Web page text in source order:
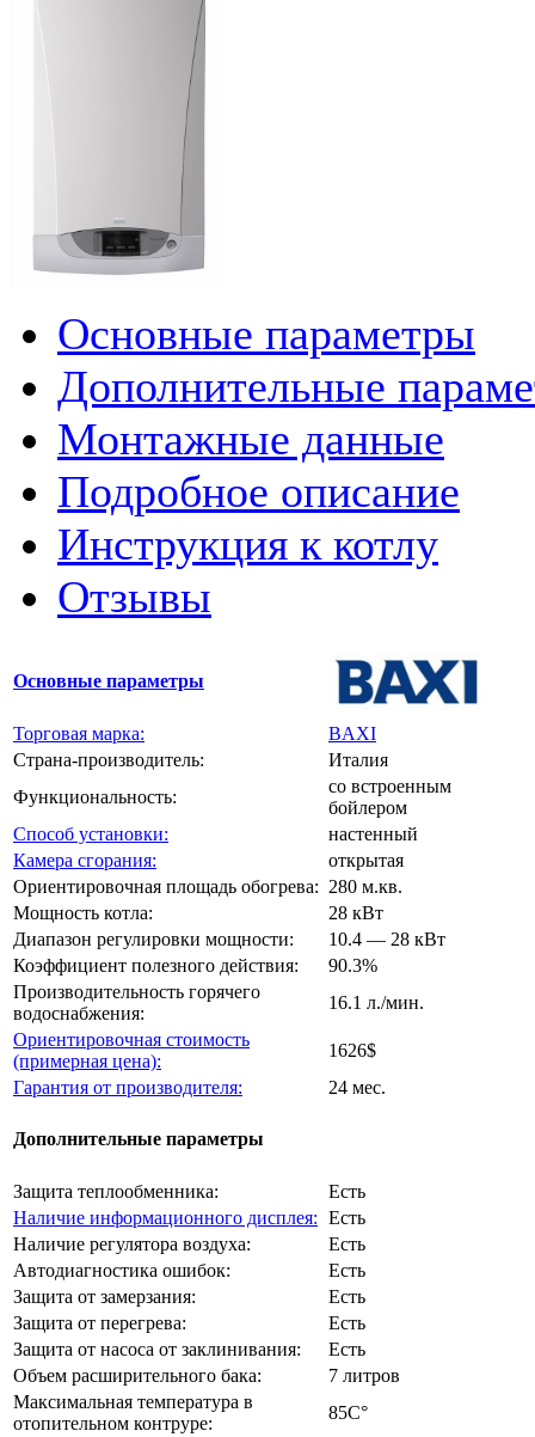
Основные параметры
Дополнительные
Монтажные данные
Подробное описание
Инструкция к котлу
Отзывы
Основные параметры
Торговая марка:
BAXI
Страна-производитель:
Италия
Функциональность:
со встроенным
бойлером
Способ установки:
настенный
Камера сгорания:
открытая
Ориентировочная площадь обогрева: 280 м.кв.
Мощность котла:
28 кВт
Диапазон регулировки мощности:
10.4 — 28 кВт
Коэффициент полезного действия:
90.3%
Производительность горячего
водоснабжения:
16.1 л./мин.
Ориентировочная стоимость
(примерная цена):
1626$
Гарантия от производителя:
24 мес.
Дополнительные параметры
Защита теплообменника:
Есть
Наличие информационного дисплея: Есть
Наличие регулятора воздуха:
Есть
Автодиагностика ошибок:
Есть
Защита от замерзания:
Есть
Защита от перегрева:
Есть
Защита от насоса от заклинивания:
Есть
Объем расширительного бака:
7 литров
Максимальная температура в
отопительном контруре:
85C°